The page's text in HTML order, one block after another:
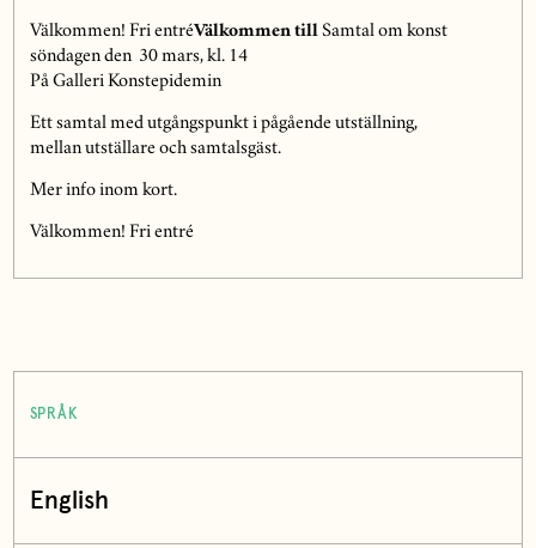
Välkommen! Fri entréVälkommen till Samtal om konst
söndagen den 30 mars, kl. 14
På Galleri Konstepidemin
Ett samtal med utgångspunkt i pågående utställning,
mellan utställare och samtalsgäst.
Mer info inom kort.
Välkommen! Fri entré
SPRÅK
English